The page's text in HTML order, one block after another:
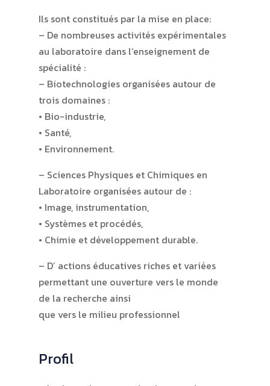
Ils sont constitués par la mise en place:
– De nombreuses activités expérimentales
au laboratoire dans l’enseignement de
spécialité :
– Biotechnologies organisées autour de
trois domaines :
• Bio-industrie,
• Santé,
• Environnement.
– Sciences Physiques et Chimiques en
Laboratoire organisées autour de :
• Image, instrumentation,
• Systèmes et procédés,
• Chimie et développement durable.
– D’ actions éducatives riches et variées
permettant une ouverture vers le monde
de la recherche ainsi
que vers le milieu professionnel
Profil